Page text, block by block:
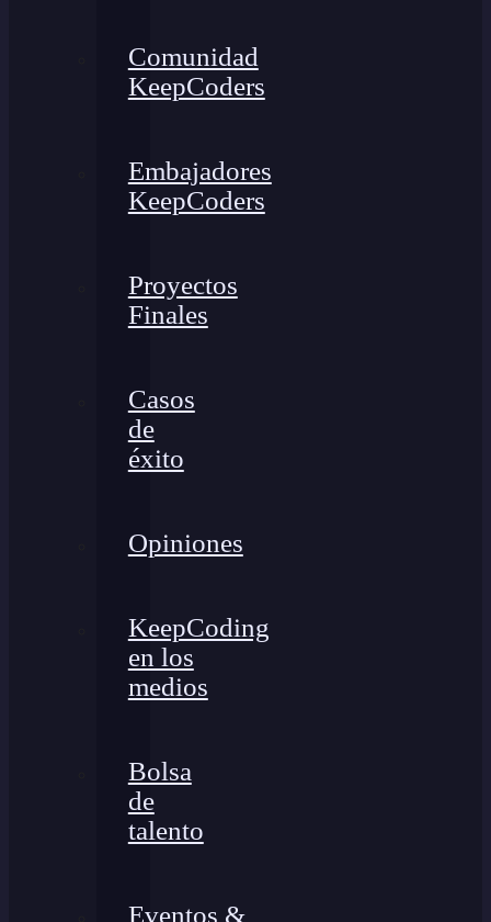
Comunidad
KeepCoders
Embajadores
KeepCoders
Proyectos
Finales
Casos
de
éxito
Opiniones
KeepCoding
en los
medios
Bolsa
de
talento
Eventos &